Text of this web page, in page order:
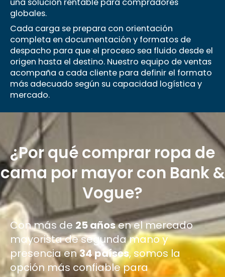
globales.
Cada carga se prepara con orientación
completa en documentación y formatos de
despacho para que el proceso sea fluido desde el
origen hasta el destino. Nuestro equipo de ventas
acompaña a cada cliente para definir el formato
más adecuado según su capacidad logística y
mercado.
¿Por qué comprar ropa de
cama por mayor con Bank &
Vogue?
Con más de 25 añosen el mercado
mayorista de segunda mano y
presencia en34 países, somos la
opción más confiable para